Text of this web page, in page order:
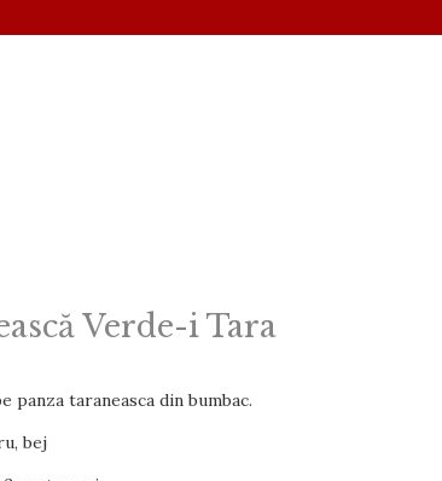
Verde-i Tara
panza taraneasca din bumbac.
bej